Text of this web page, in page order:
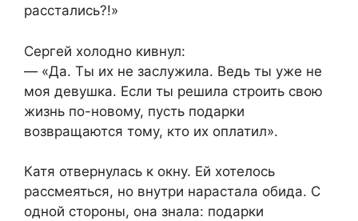
расстались?!»
Сергей холодно кивнул:
— «Да. Ты их не заслужила. Ведь ты уже не
моя девушка. Если ты решила строить свою
жизнь по-новому, пусть подарки
возвращаются тому, кто их оплатил».
Катя отвернулась к окну. Ей хотелось
рассмеяться, но внутри нарастала обида. С
одной стороны, она знала: подарки